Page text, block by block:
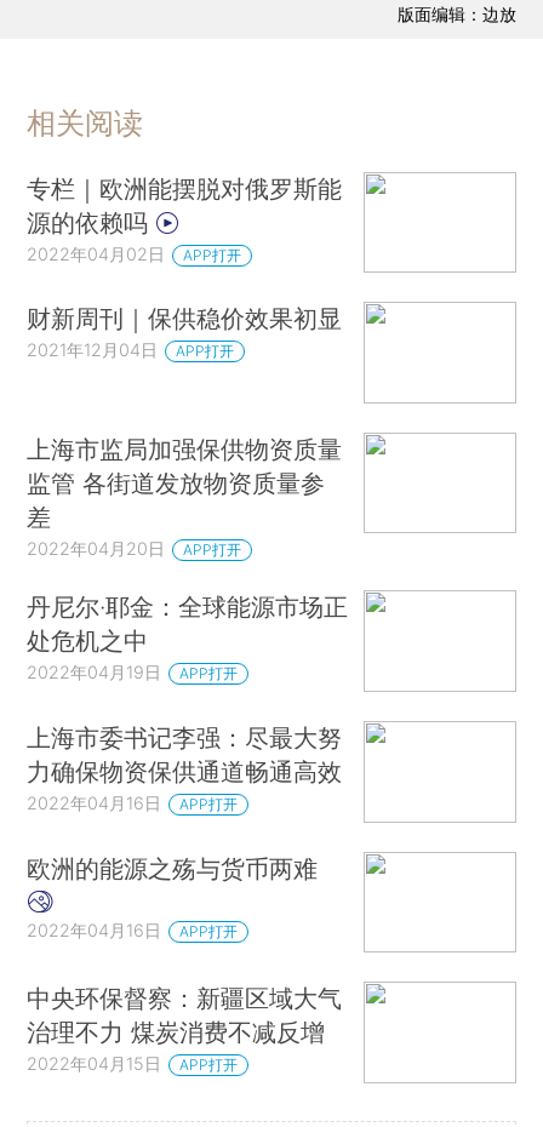
版面编辑：边放
相关阅读
专栏｜欧洲能摆脱对俄罗斯能
源的依赖吗
2022年04月02日 APP打开
财新周刊｜保供稳价效果初显
2021年12月04日 APP打开
上海市监局加强保供物资质量
监管 各街道发放物资质量参
差
2022年04月20日 APP打开
丹尼尔·耶金：全球能源市场正
处危机之中
2022年04月19日 APP打开
上海市委书记李强：尽最大努
力确保物资保供通道畅通高效
2022年04月16日 APP打开
欧洲的能源之殇与货币两难
2022年04月16日 APP打开
中央环保督察：新疆区域大气
治理不力 煤炭消费不减反增
2022年04月15日 APP打开